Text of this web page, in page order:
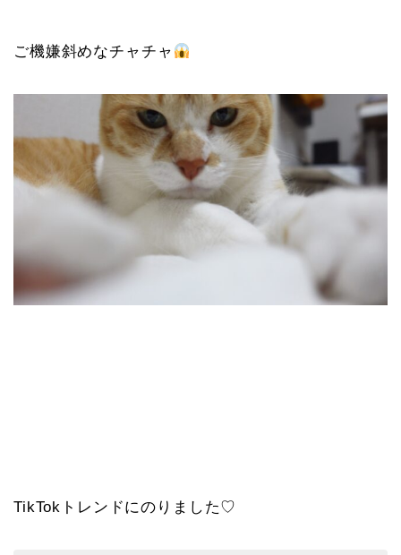
ご機嫌斜めなチャチャ
TikTokトレンドにのりました♡